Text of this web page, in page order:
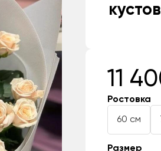
11
Ростовка
60 см
Размер